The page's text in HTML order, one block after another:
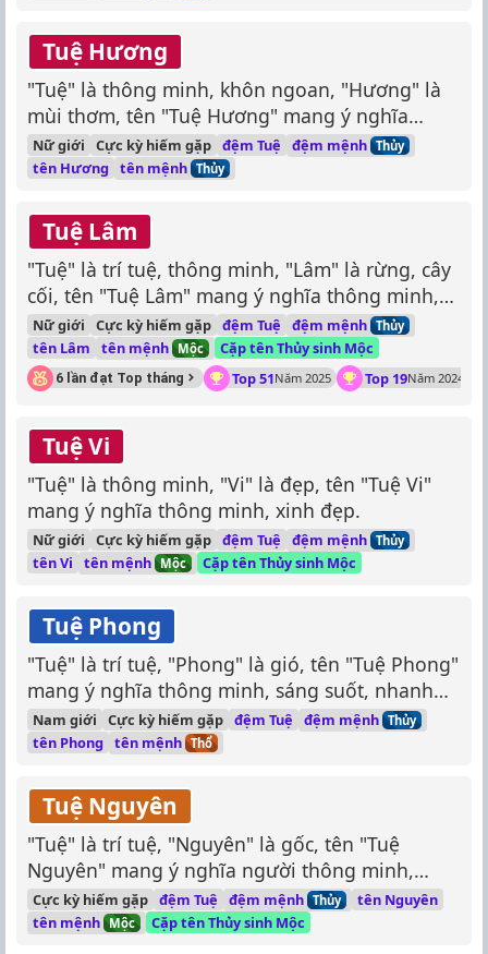
Tuệ Hương
"Tuệ" là thông minh, khôn ngoan, "Hương" là
mùi thơm, tên "Tuệ Hương" mang ý nghĩa
người con gái thông minh, khôn ngoan, tỏa ra
mùi thơm thanh tao.
Nữ giới Cực kỳ hiếm gặp đệm Tuệ đệm mệnh Thủy
tên Hương tên mệnh Thủy
Tuệ Lâm
"Tuệ" là trí tuệ, thông minh, "Lâm" là rừng, cây
cối, tên "Tuệ Lâm" mang ý nghĩa thông minh,
tài năng, như những cây cổ thụ vững chãi
trong rừng.
Nữ giới Cực kỳ hiếm gặp đệm Tuệ đệm mệnh Thủy
tên Lâm tên mệnh Mộc Cặp tên Thủy sinh Mộc
6 lần đạt Top tháng Top 51Năm 2025 Top 19Năm 2024
Tuệ Vi
"Tuệ" là thông minh, "Vi" là đẹp, tên "Tuệ Vi"
mang ý nghĩa thông minh, xinh đẹp.
Nữ giới Cực kỳ hiếm gặp đệm Tuệ đệm mệnh Thủy
tên Vi tên mệnh Mộc Cặp tên Thủy sinh Mộc
Tuệ Phong
"Tuệ" là trí tuệ, "Phong" là gió, tên "Tuệ Phong"
mang ý nghĩa thông minh, sáng suốt, nhanh
nhẹn như gió.
Nam giới Cực kỳ hiếm gặp đệm Tuệ đệm mệnh Thủy
tên Phong tên mệnh Thổ
Tuệ Nguyên
"Tuệ" là trí tuệ, "Nguyên" là gốc, tên "Tuệ
Nguyên" mang ý nghĩa người thông minh,
sáng suốt, có trí tuệ, "Tuệ Nguyên" cũng có thể
hiểu là người có bản lĩnh, vững vàng.
Cực kỳ hiếm gặp đệm Tuệ đệm mệnh Thủy
tên Nguyên
tên mệnh Mộc Cặp tên Thủy sinh Mộc